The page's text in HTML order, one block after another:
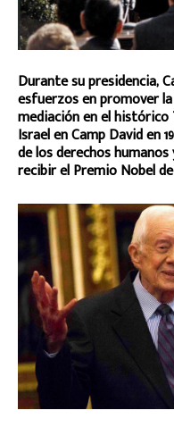
Durante su presidencia,
esfuerzos en promover
mediación en el
Israel en Camp David en
de los derechos
recibir el Premio Nobel de